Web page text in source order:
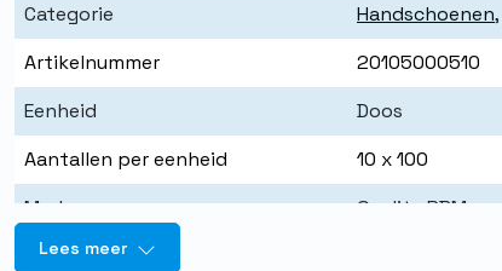
Categorie Handschoenen,
Artikelnummer
20105000510
Eenheid
Doos
Aantallen per eenheid
10 x 100
Merk
Quality PBM
Kleur
Lees meer